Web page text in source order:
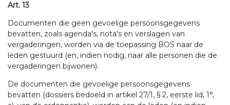
Art. 13
Documenten die geen gevoelige persoonsgegevens
bevatten, zoals agenda's, nota's en verslagen van
vergaderingen, worden via de toepassing BOS naar de
leden gestuurd (en, indien nodig, naar alle personen die de
vergaderingen bijwonen).
De documenten die gevoelige persoonsgegevens
bevatten (dossiers bedoeld in artikel 27/1, § 2, eerste lid, 1°,